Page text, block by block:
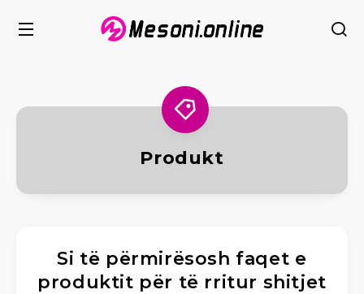
Produkt
Si të përmirësosh faqet e
produktit për të rritur shitjet